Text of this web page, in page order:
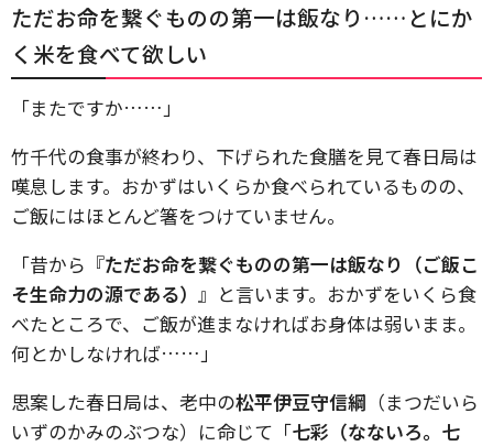
ただお命を繋ぐものの第一は飯なり……とにか
く米を食べて欲しい
「またですか……」
竹千代の食事が終わり、下げられた食膳を見て春日局は
嘆息します。おかずはいくらか食べられているものの、
ご飯にはほとんど箸をつけていません。
「昔から『ただお命を繋ぐものの第一は飯なり（ご飯こ
そ生命力の源である） 』と言います。おかずをいくら食
べたところで、ご飯が進まなければお身体は弱いまま。
何とかしなければ……」
思案した春日局は、老中の松平伊豆守信綱 （まつだいら
いずのかみのぶつな）に命じて「七彩（なないろ。七